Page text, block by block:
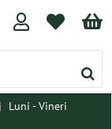
Luni - Vineri